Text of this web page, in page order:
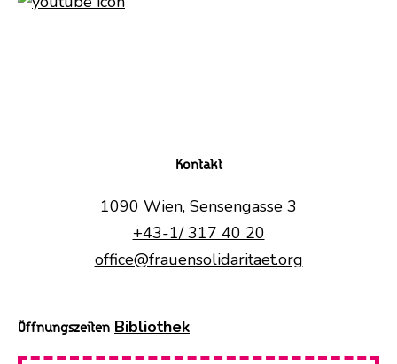
Kontakt
1090 Wien, Sensengasse 3
+43-1/ 317 40 20
office@frauensolidaritaet.org
Öffnungszeiten Bibliothek